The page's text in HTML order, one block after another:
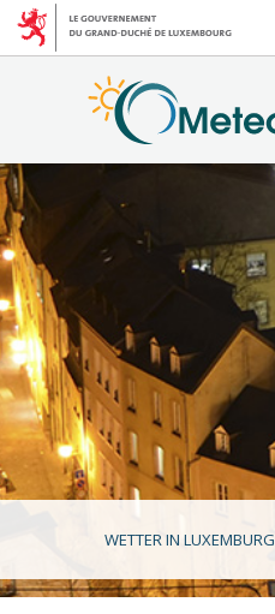
WETTER IN LUXEMBURG